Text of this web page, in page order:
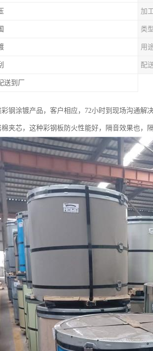
加
类
用
配
送到厂
彩钢涂镀产品，客户相应，72小时到现场沟通解
夹芯，这种彩钢板防火性能好，隔音效果也，